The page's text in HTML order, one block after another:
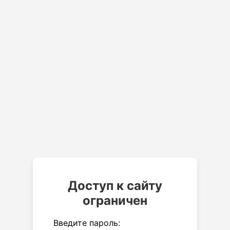
Доступ к сайту
ограничен
Введите пароль: